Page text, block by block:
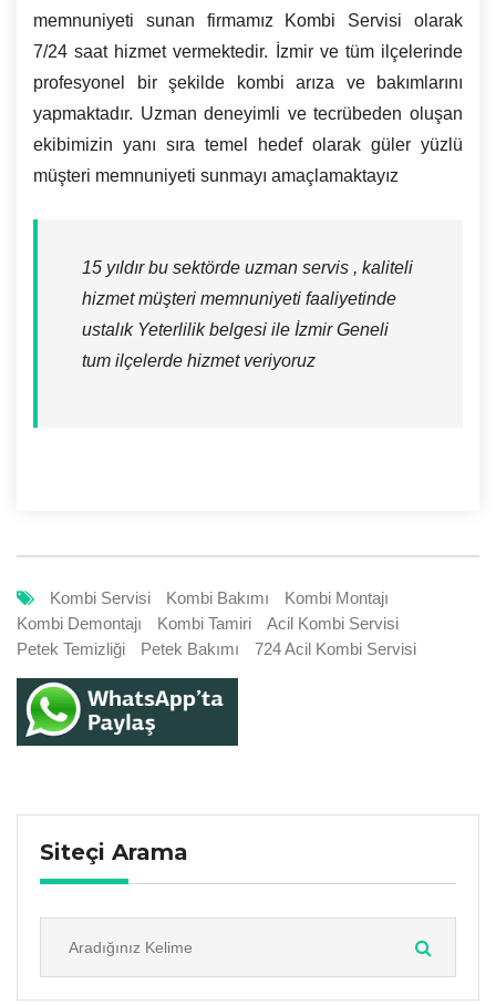
memnuniyeti sunan firmamız Kombi Servisi olarak
7/24 saat hizmet vermektedir. İzmir ve tüm ilçelerinde
profesyonel bir şekilde kombi arıza ve bakımlarını
yapmaktadır. Uzman deneyimli ve tecrübeden oluşan
ekibimizin yanı sıra temel hedef olarak güler yüzlü
müşteri memnuniyeti sunmayı amaçlamaktayız
15 yıldır bu sektörde uzman servis , kaliteli
hizmet müşteri memnuniyeti faaliyetinde
ustalık Yeterlilik belgesi ile İzmir Geneli
tum ilçelerde hizmet veriyoruz
Kombi Servisi Kombi Bakımı
Kombi Montajı
Kombi Demontajı
Kombi Tamiri
Acil Kombi Servisi
Petek Temizliği
Petek Bakımı 724 Acil Kombi Servisi
Siteçi Arama